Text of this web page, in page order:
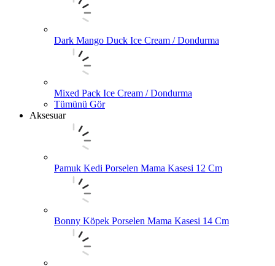
Dark Mango Duck Ice Cream / Dondurma
Mixed Pack Ice Cream / Dondurma
Tümünü Gör
Aksesuar
Pamuk Kedi Porselen Mama Kasesi 12 Cm
Bonny Köpek Porselen Mama Kasesi 14 Cm